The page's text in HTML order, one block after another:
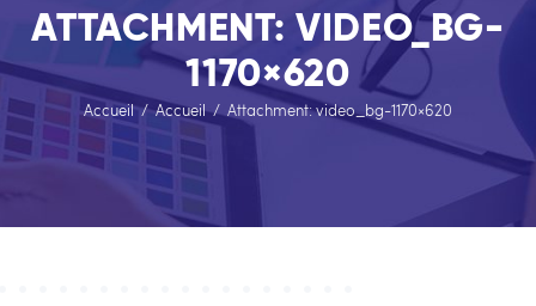
ATTACHMENT: VIDEO_BG-
1170×620
Accueil Accueil Attachment: video_bg-1170×620